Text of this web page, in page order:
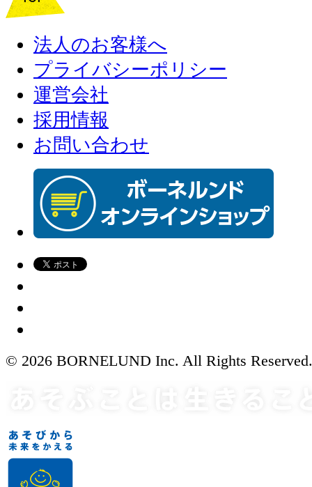
法人のお客様へ
プライバシーポリシー
運営会社
採用情報
お問い合わせ
© 2026 BORNELUND Inc. All Rights Reserved.